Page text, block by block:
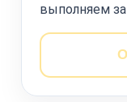
выполняем